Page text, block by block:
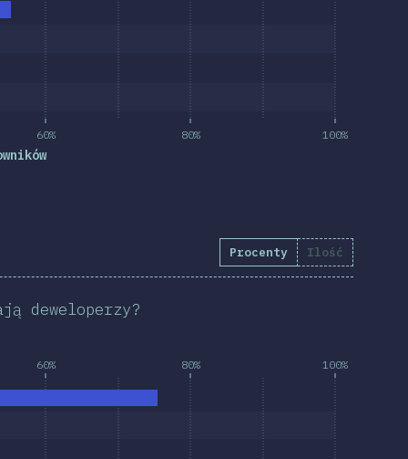
60% 80% 100%
Procenty Ilość
deweloperzy?
60% 80% 100%